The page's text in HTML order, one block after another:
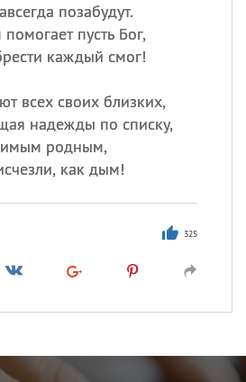
позабудут.
пусть Бог,
каждый смог!
всех своих близких,
надежды по списку,
родным,
как дым!
325